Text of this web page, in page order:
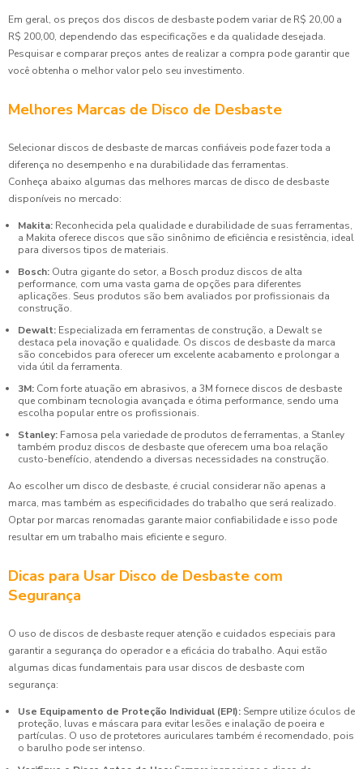
Em geral, os preços dos discos de desbaste podem variar de R$ 20,00 a
R$ 200,00, dependendo das especificações e da qualidade desejada.
Pesquisar e comparar preços antes de realizar a compra pode garantir que
você obtenha o melhor valor pelo seu investimento.
Melhores Marcas de Disco de Desbaste
Selecionar discos de desbaste de marcas confiáveis pode fazer toda a
diferença no desempenho e na durabilidade das ferramentas.
Conheça abaixo algumas das melhores marcas de disco de desbaste
disponíveis no mercado:
Makita: Reconhecida pela qualidade e durabilidade de suas ferramentas,
a Makita oferece discos que são sinônimo de eficiência e resistência, ideal
para diversos tipos de materiais.
Bosch: Outra gigante do setor, a Bosch produz discos de alta
performance, com uma vasta gama de opções para diferentes
aplicações. Seus produtos são bem avaliados por profissionais da
construção.
Dewalt: Especializada em ferramentas de construção, a Dewalt se
destaca pela inovação e qualidade. Os discos de desbaste da marca
são concebidos para oferecer um excelente acabamento e prolongar a
vida útil da ferramenta.
3M: Com forte atuação em abrasivos, a 3M fornece discos de desbaste
que combinam tecnologia avançada e ótima performance, sendo uma
escolha popular entre os profissionais.
Stanley: Famosa pela variedade de produtos de ferramentas, a Stanley
também produz discos de desbaste que oferecem uma boa relação
custo-benefício, atendendo a diversas necessidades na construção.
Ao escolher um disco de desbaste, é crucial considerar não apenas a
marca, mas também as especificidades do trabalho que será realizado.
Optar por marcas renomadas garante maior confiabilidade e isso pode
resultar em um trabalho mais eficiente e seguro.
Dicas para Usar Disco de Desbaste com
Segurança
O uso de discos de desbaste requer atenção e cuidados especiais para
garantir a segurança do operador e a eficácia do trabalho. Aqui estão
algumas dicas fundamentais para usar discos de desbaste com
segurança:
Use Equipamento de Proteção Individual (EPI): Sempre utilize óculos de
proteção, luvas e máscara para evitar lesões e inalação de poeira e
partículas. O uso de protetores auriculares também é recomendado, pois
o barulho pode ser intenso.